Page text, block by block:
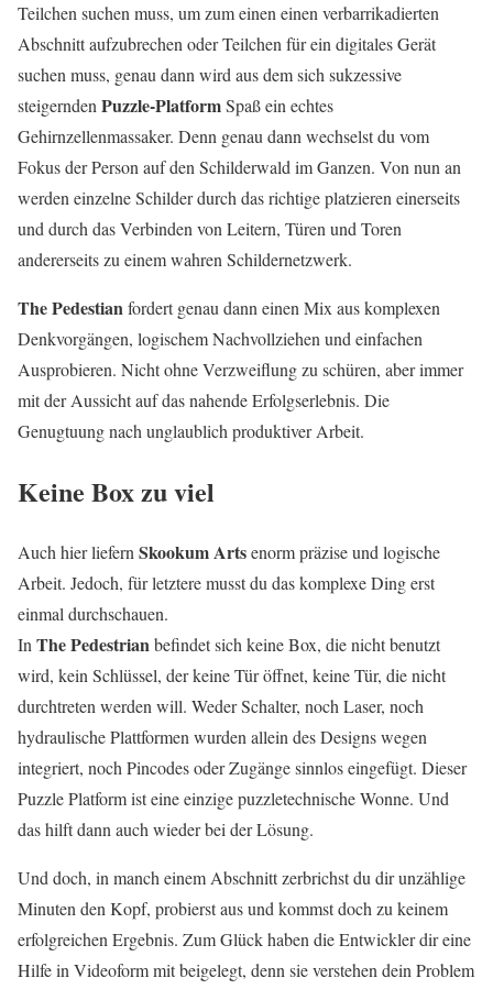
Teilchen suchen muss, um zum einen einen verbarrikadierten
Abschnitt aufzubrechen oder Teilchen für ein digitales Gerät
suchen muss, genau dann wird aus dem sich sukzessive
steigerndenPuzzle-PlatformSpaß ein echtes
Gehirnzellenmassaker. Denn genau dann wechselst du vom
Fokus der Person auf den Schilderwald im Ganzen. Von nun an
werden einzelne Schilder durch das richtige platzieren einerseits
und durch das Verbinden von Leitern, Türen und Toren
andererseits zu einem wahren Schildernetzwerk.
The Pedestianfordert genau dann einen Mix aus komplexen
Denkvorgängen, logischem Nachvollziehen und einfachen
Ausprobieren. Nicht ohne Verzweiflung zu schüren, aber immer
mit der Aussicht auf das nahende Erfolgserlebnis. Die
Genugtuung nach unglaublich produktiver Arbeit.
Keine Box zu viel
Auch hier liefernSkookum Artsenorm präzise und logische
Arbeit. Jedoch, für letztere musst du das komplexe Ding erst
einmal durchschauen.
InThe Pedestrianbefindet sich keine Box, die nicht benutzt
wird, kein Schlüssel, der keine Tür öffnet, keine Tür, die nicht
durchtreten werden will. Weder Schalter, noch Laser, noch
hydraulische Plattformen wurden allein des Designs wegen
integriert, noch Pincodes oder Zugänge sinnlos eingefügt. Dieser
Puzzle Platform ist eine einzige puzzletechnische Wonne. Und
das hilft dann auch wieder bei der Lösung.
Und doch, in manch einem Abschnitt zerbrichst du dir unzählige
Minuten den Kopf, probierst aus und kommst doch zu keinem
erfolgreichen Ergebnis. Zum Glück haben die Entwickler dir eine
Hilfe in Videoform mit beigelegt, denn sie verstehen dein Problem